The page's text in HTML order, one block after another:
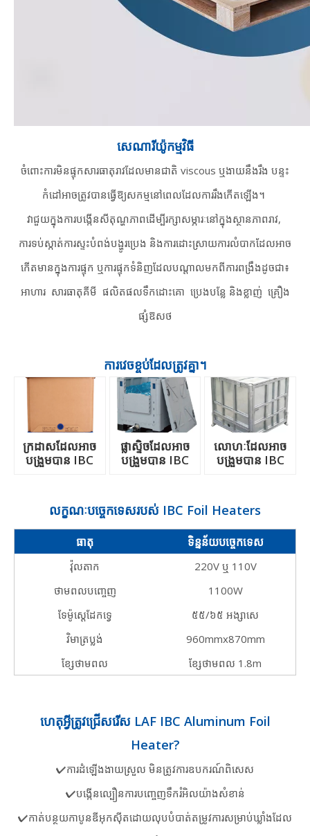
សេណារីយ៉ូកម្មវិធី
ចំពោះការមិនផ្ទុកសារធាតុរាវដែលមានជាតិ viscous ឬងាយនឹងរឹង បន្ទះ
កំដៅអាចត្រូវបានធ្វើឱ្យសកម្មនៅពេលដែលការរឹងកើតឡើង។
វាជួយក្នុងការបង្កើនសីតុណ្ហភាពដើម្បីរក្សាសម្ភារៈនៅក្នុងស្ថានភាពរាវ,
ការទប់ស្កាត់ការស្ទះបំពង់បង្ហូរប្រេង និងការដោះស្រាយការលំបាកដែលអាច
កើតមានក្នុងការផ្ទុក ឬការផ្ទុកទំនិញដែលបណ្តាលមកពីការពង្រឹងដូចជា៖
អាហារ សារធាតុគីមី ផលិតផលទឹកដោះគោ ប្រេងបន្លែ និងខ្លាញ់ គ្រឿង
ផ្សំឱសថ
ការវេចខ្ចប់ដែលត្រូវគ្នា។
ក្រដាសដែលអាច
បង្រួមបាន IBC
ផ្លាស្ទិចដែលអាច
បង្រួមបាន IBC
លោហៈដែលអាច
បង្រួមបាន IBC
លក្ខណៈបច្ចេកទេសរបស់ IBC Foil Heaters
ធាតុ ទិន្នន័យបច្ចេកទេស
វ៉ុលតាក
220V ឬ 110V
ថាមពលបញ្ចេញ
1100W
ទែម៉ូស្តេដែកទ្វេ
៥៥/៦៥ អង្សាសេ
វិមាត្រប្លង់
960mmx870mm
ខ្សែថាមពល
ខ្សែថាមពល 1.8m
ហេតុអ្វីត្រូវជ្រើសរើស LAF IBC Aluminum Foil
Heater?
✔ការដំឡើងងាយស្រួល មិនត្រូវការឧបករណ៍ពិសេស
✔បង្កើនល្បឿនការបញ្ចេញទឹករំអិលយ៉ាងសំខាន់
✔កាត់បន្ថយកាបូនឌីអុកស៊ីតដោយលុបបំបាត់តម្រូវការសម្រាប់ឃ្លាំងដែល